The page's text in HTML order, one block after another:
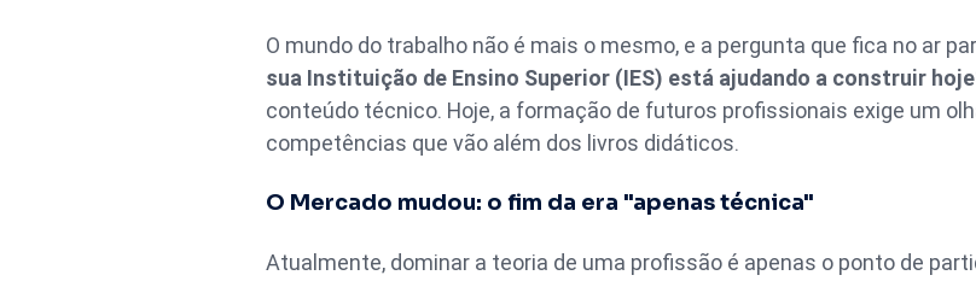
O mundo do trabalho não é mais o mesmo, e a pergunta que fica no ar
sua Instituição de Ensino Superior (IES) está ajudando a construir
conteúdo técnico. Hoje, a formação de futuros profissionais exige um
competências que vão além dos livros didáticos.
O Mercado mudou: o fim da era "apenas técnica"
Atualmente, dominar a teoria de uma profissão é apenas o ponto de